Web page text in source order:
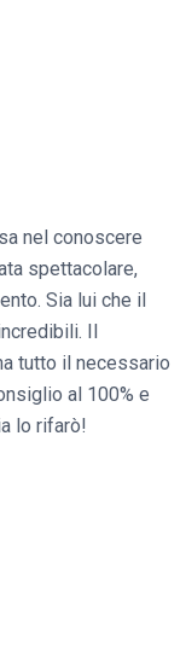
nel conoscere
spettacolare,
Sia lui che il
Il
tutto il necessario
al 100% e
lo rifarò!